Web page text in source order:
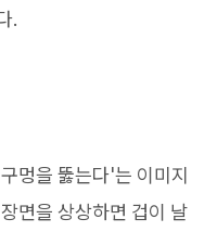
.
멍을 뚫는다'는 이미지
면을 상상하면 겁이 날